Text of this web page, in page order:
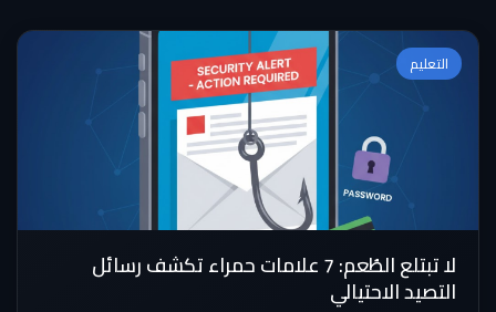
التعليم
لا تبتلع الطُعم: 7 علامات حمراء تكشف رسائل
التصيد الاحتيالي